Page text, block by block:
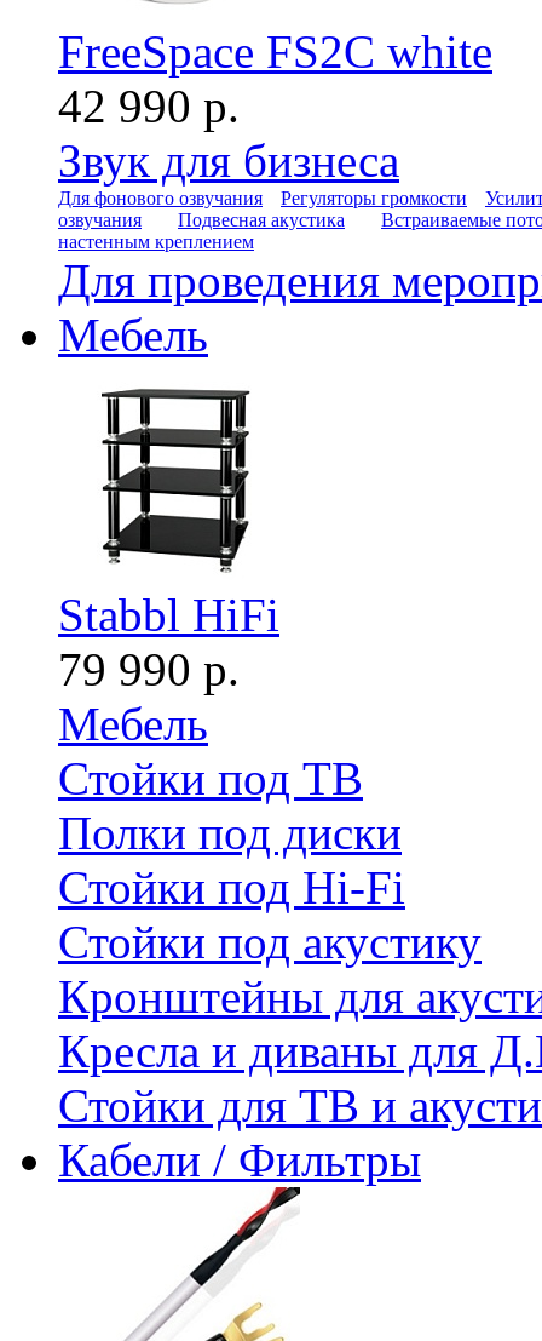
FreeSpace FS2C white
42 990 р.
Звук для бизнеса
Для фонового озвучания Регуляторы громкости
озвучания
Подвесная акустика
Встраиваемые
настенным креплением
Для проведения
Мебель
Stabbl HiFi
79 990 р.
Мебель
Стойки под ТВ
Полки под диски
Стойки под Hi-Fi
Стойки под акустику
Кронштейны для
Кресла и диваны для
Стойки для ТВ и
Кабели / Фильтры